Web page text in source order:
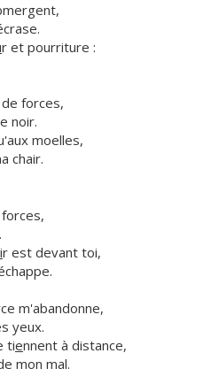
r et pourriture :
forces,
noir.
moelles,
chair.
ir est devant toi,
m'abandonne,
yeux.
tiennent à distance,
mon mal.